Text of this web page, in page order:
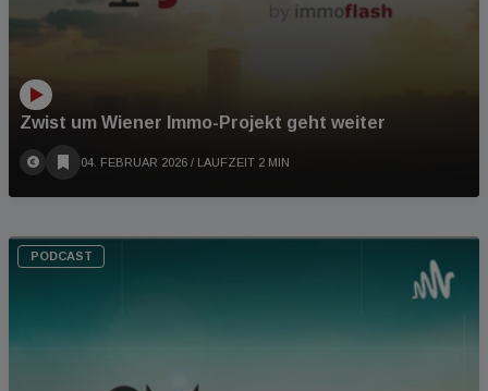
Zwist um Wiener Immo-Projekt geht weiter
04. FEBRUAR 2026 / LAUFZEIT 2 MIN
PODCAST